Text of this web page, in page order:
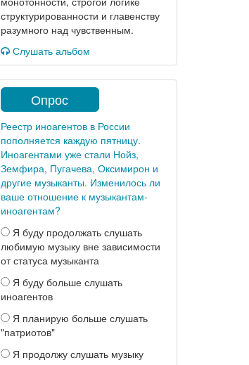
структурированности и главенству
разумного над чувственным.
Слушать альбом
Опрос
Реестр иноагентов в России
пополняется каждую пятницу.
Иноагентами уже стали Нойз,
Земфира, Пугачева, Оксимирон и
другие музыканты. Изменилось ли
ваше отношение к музыкантам-
иноагентам?
Я буду продолжать слушать
любимую музыку вне зависимости
от статуса музыканта
Я буду больше слушать
иноагентов
Я планирую больше слушать
"патриотов"
Я продолжу слушать музыку